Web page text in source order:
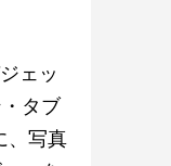
ェッ
タブ
、写真